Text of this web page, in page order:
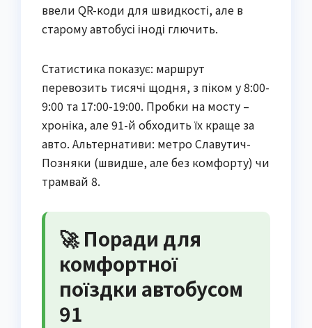
ввели QR-коди для швидкості, але в
старому автобусі іноді глючить.
Статистика показує: маршрут
перевозить тисячі щодня, з піком у 8:00-
9:00 та 17:00-19:00. Пробки на мосту –
хроніка, але 91-й обходить їх краще за
авто. Альтернативи: метро Славутич-
Позняки (швидше, але без комфорту) чи
трамвай 8.
🚀 Поради для
комфортної
поїздки автобусом
91